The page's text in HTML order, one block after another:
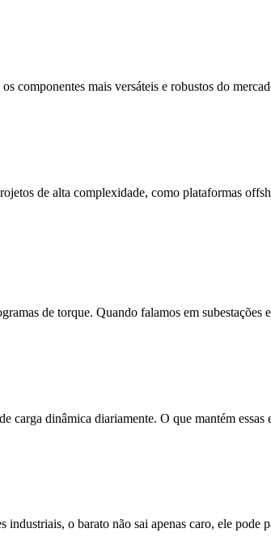
componentes mais versáteis e robustos do
de alta complexidade, como plataformas
de torque. Quando falamos em
carga dinâmica diariamente. O que mantém
o barato não sai apenas caro, ele pode